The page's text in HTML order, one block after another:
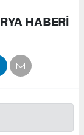
HABERİ